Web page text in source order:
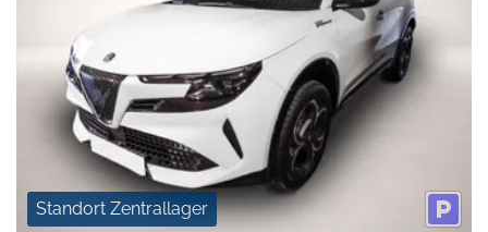
Standort Zentrallager